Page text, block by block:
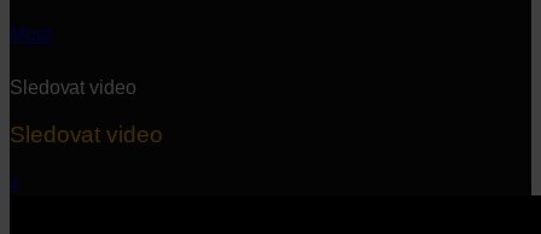
Most
Sledovat video
Sledovat video
x